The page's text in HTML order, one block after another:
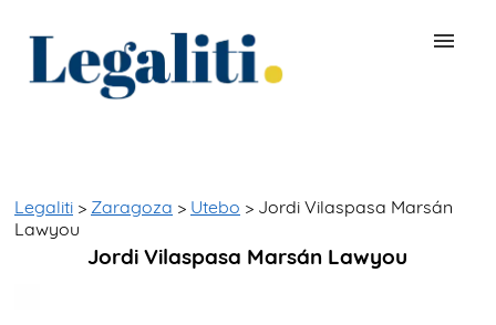
Legaliti > Zaragoza > Utebo > Jordi Vilaspasa Marsán
Lawyou
Jordi Vilaspasa Marsán Lawyou